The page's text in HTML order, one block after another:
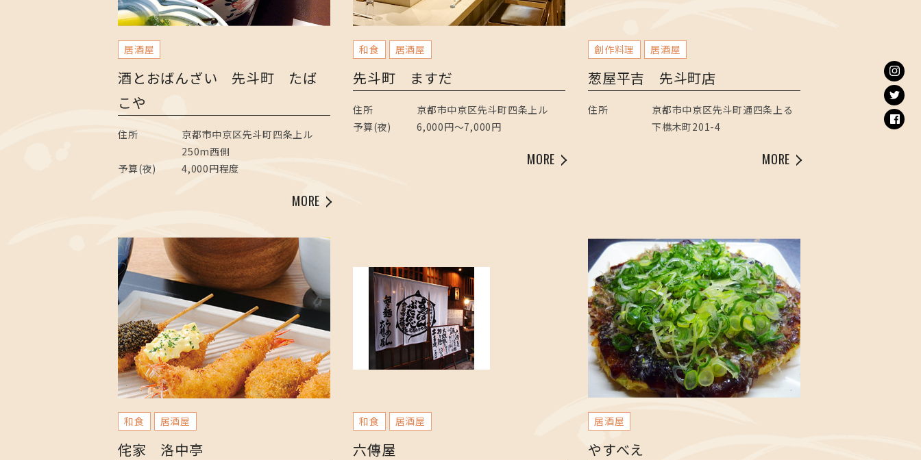
居酒屋
酒とおばんざい 先斗町 たば
こや
住所
京都市中京区先斗町四条上ル
250m西側
予算(夜)
4,000円程度
MORE
和食 居酒屋
先斗町 ますだ
住所
京都市中京区先斗町四条上ル
予算(夜)
6,000円～7,000円
MORE
創作料理 居酒屋
葱屋平吉 先斗町店
住所
京都市中京区先斗町通四条上る
下樵木町201-4
MORE
和食 居酒屋
侘家 洛中亭
和食 居酒屋
六傳屋
居酒屋
やすべえ